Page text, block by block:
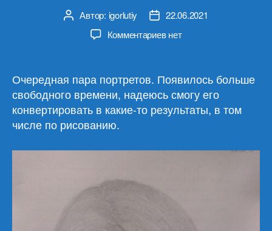
Автор
записи
Автор: igorlutiy
Дата22.06.2021
Комментариевк
(12)
нет
Очередная пара портретов. Появилось больше
свободного времени, надеюсь смогу его
конвертировать в какие-то результаты, в том
числе по рисованию.